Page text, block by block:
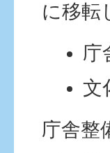
に移転
庁
文
庁舎整